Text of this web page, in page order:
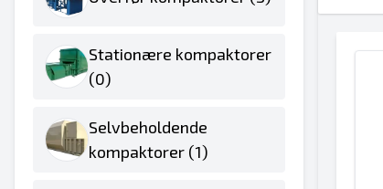
Stationære kompaktorer
(0)
Selvbeholdende
kompaktorer (1)